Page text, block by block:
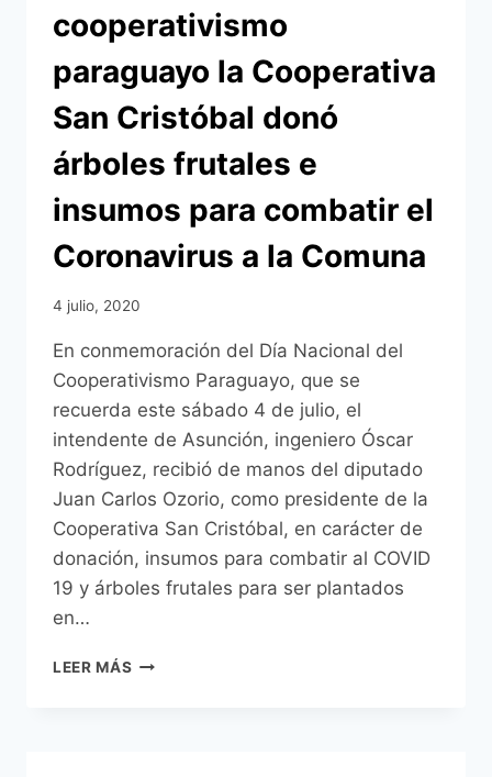
cooperativismo
paraguayo la Cooperativa
San Cristóbal donó
árboles frutales e
insumos para combatir el
Coronavirus a la Comuna
4 julio, 2020
En conmemoración del Día Nacional del
Cooperativismo Paraguayo, que se
recuerda este sábado 4 de julio, el
intendente de Asunción, ingeniero Óscar
Rodríguez, recibió de manos del diputado
Juan Carlos Ozorio, como presidente de la
Cooperativa San Cristóbal, en carácter de
donación, insumos para combatir al COVID
19 y árboles frutales para ser plantados
en…
LEER MÁS EN